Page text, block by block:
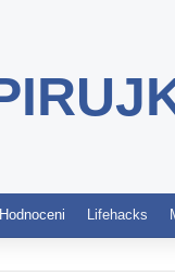
Hodnoceni Lifehacks